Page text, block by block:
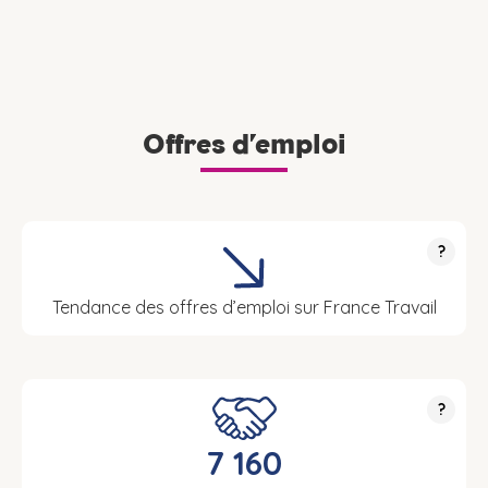
Offres d’emploi
?
Tendance des offres d’emploi sur France Travail
?
7 160